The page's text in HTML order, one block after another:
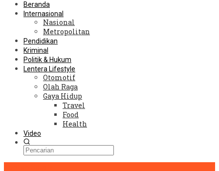
Beranda
Internasional
Nasional
Metropolitan
Pendidikan
Kriminal
Politik & Hukum
Lentera Lifestyle
Otomotif
Olah Raga
Gaya Hidup
Travel
Food
Health
Video